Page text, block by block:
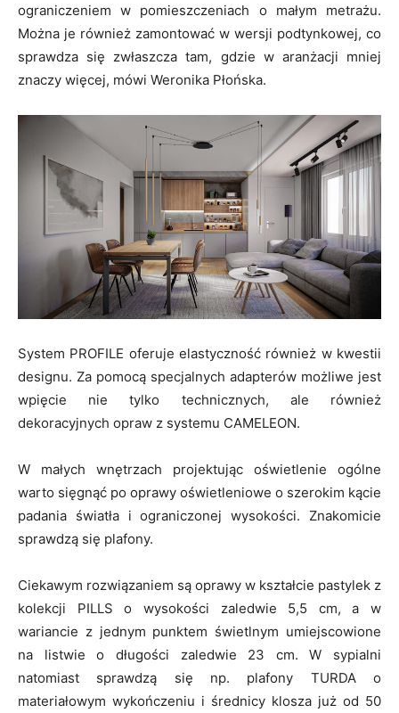
ograniczeniem w pomieszczeniach o małym metrażu.
Można je również zamontować w wersji podtynkowej, co
sprawdza się zwłaszcza tam, gdzie w aranżacji mniej
znaczy więcej, mówi Weronika Płońska.
System PROFILE oferuje elastyczność również w kwestii
designu. Za pomocą specjalnych adapterów możliwe jest
wpięcie nie tylko technicznych, ale również
dekoracyjnych opraw z systemu CAMELEON.
W małych wnętrzach projektując oświetlenie ogólne
warto sięgnąć po oprawy oświetleniowe o szerokim kącie
padania światła i ograniczonej wysokości. Znakomicie
sprawdzą się plafony.
Ciekawym rozwiązaniem są oprawy w kształcie pastylek z
kolekcji PILLS o wysokości zaledwie 5,5 cm, a w
wariancie z jednym punktem świetlnym umiejscowione
na listwie o długości zaledwie 23 cm. W sypialni
natomiast sprawdzą się np. plafony TURDA o
materiałowym wykończeniu i średnicy klosza już od 50